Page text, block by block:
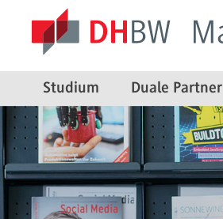
Studium Duale Partner